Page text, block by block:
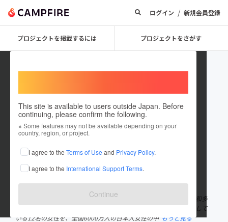
ログイン / 新規会員登録
プロジェクトを掲載するには プロジェクトをさがす
This site is available to users outside Japan. Before
continuing, please confirm the following.
※ Some features may not be available depending on your
country, region, or project.
I agree to the Terms of Use and Privacy Policy.
I agree to the International Support Terms.
Continue
femique.
これまでに1回支援して1件のプロジェクトを投稿しています
在住国：日本 現在地：未設定
出身国：日本 出身地：未設定
私たちは、「自分らしい生き方で、人や社会と調和する」ことを“和多
志の生き方”と定義しました。本書では、その生き方をすでに体現して
いる12名の女性を、全国6000万人の日本人女性の中 もっと見る